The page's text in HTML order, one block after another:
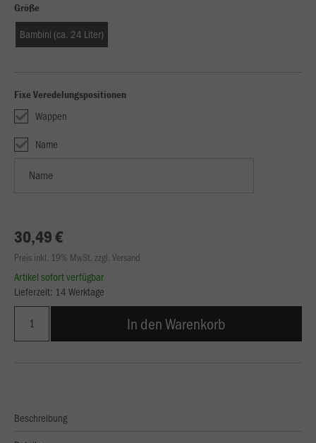
Größe
Bambini (ca. 24 Liter)
Fixe Veredelungspositionen
Wappen
Name
30,49 €
Preis inkl. 19% MwSt. zzgl. Versand
Artikel sofort verfügbar
Lieferzeit: 14 Werktage
In den Warenkorb
Beschreibung